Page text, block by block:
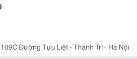
Đường Tựu Liệt - Thanh Trì - Hà Nội